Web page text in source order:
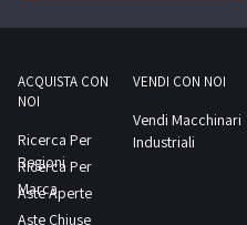
ACQUISTA CON
NOI
Ricerca Per
Regioni
Ricerca Per
Marca
Aste Aperte
Aste Chiuse
VENDI CON NOI
Vendi Macchinari
Industriali